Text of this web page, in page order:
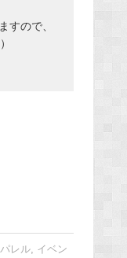
すので、
レル, イベン